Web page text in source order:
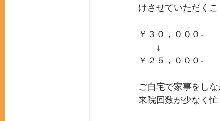
けさせていただく
￥３０，０００-
↓
￥２５，０００-
ご自宅で家事をし
来院回数が少なく